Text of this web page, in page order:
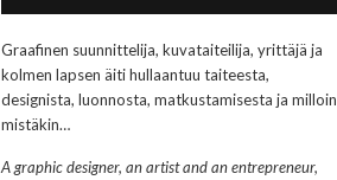
Graafinen suunnittelija, kuvataiteilija, yrittäjä ja
kolmen lapsen äiti hullaantuu taiteesta,
designista, luonnosta, matkustamisesta ja milloin
mistäkin…
A graphic designer, an artist and an entrepreneur,